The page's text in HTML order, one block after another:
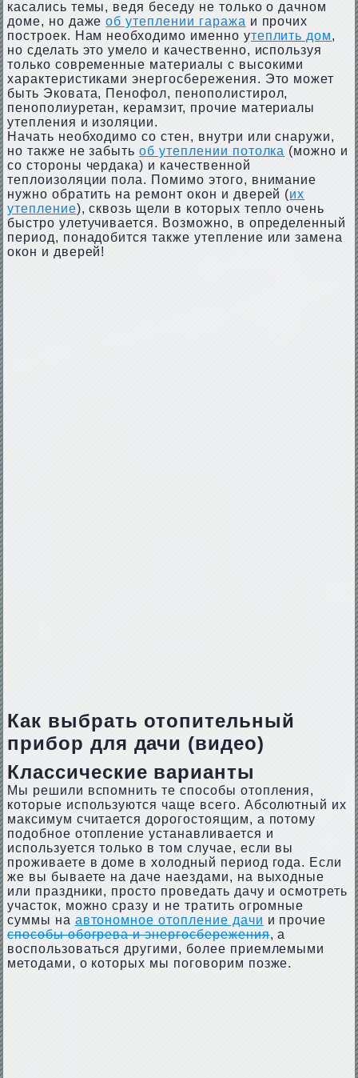
касались темы, ведя беседу не только о дачном
доме, но дажеоб утеплении гаража и прочих
построек. Нам необходимо именно утеплить дом,
но сделать это умело и качественно, используя
только современные материалы с высокими
характеристиками энергосбережения. Это может
быть Эковата, Пенофол, пенополистирол,
пенополиуретан, керамзит, прочие материалы
утепления и изоляции.
Начать необходимо со стен, внутри или снаружи,
но также не забытьоб утеплении потолка (можно и
со стороны чердака) и качественной
теплоизоляции пола. Помимо этого, внимание
нужно обратить на ремонт окон и дверей (их
утепление), сквозь щели в которых тепло очень
быстро улетучивается. Возможно, в определенный
период, понадобится также утепление или замена
окон и дверей!
Как выбрать отопительный
прибор для дачи (видео)
Классические варианты
Мы решили вспомнить те способы отопления,
которые используются чаще всего. Абсолютный их
максимум считается дорогостоящим, а потому
подобное отопление устанавливается и
используется только в том случае, если вы
проживаете в доме в холодный период года. Если
же вы бываете на даче наездами, на выходные
или праздники, просто проведать дачу и осмотреть
участок, можно сразу и не тратить огромные
суммы на автономное отопление дачи и прочие
способы обогрева и энергосбережения, а
воспользоваться другими, более приемлемыми
методами, о которых мы поговорим позже.